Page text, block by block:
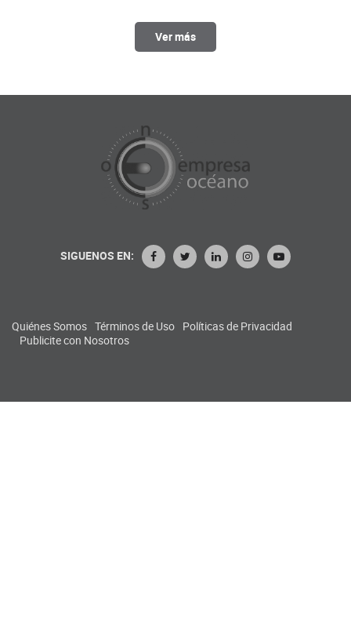
Ver más
SIGUENOS EN:
Quiénes Somos Términos de Uso Políticas de Privacidad
Publicite con Nosotros